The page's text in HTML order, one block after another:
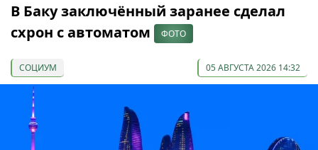
В Баку заключённый заранее сделал
схрон с автоматом
ФОТО
СОЦИУМ 05 АВГУСТА 2026 14:32